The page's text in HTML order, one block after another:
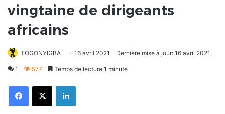
vingtaine de dirigeants
africains
TOGONYIGBA 16 avril 2021 Dernière mise à jour: 16 avril 2021
1 577 Temps de lecture 1 minute
FacebookX Linkedin